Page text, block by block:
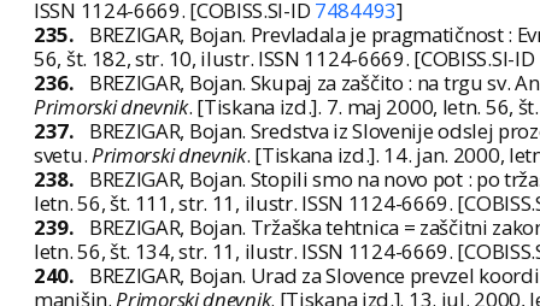
ISSN 1124-6669. [COBISS.SI-ID 7484493]
235.
BREZIGAR, Bojan. Prevladala je pragmatičnost :
56, št. 182, str. 10, ilustr. ISSN 1124-6669. [COBISS.SI-ID
236.
BREZIGAR, Bojan. Skupaj za zaščito : na trgu sv.
Primorski dnevnik. [Tiskana izd.]. 7. maj 2000, letn. 56,
237.
BREZIGAR, Bojan. Sredstva iz Slovenije odslej
svetu.Primorski dnevnik. [Tiskana izd.]. 14. jan. 2000,
238.
BREZIGAR, Bojan. Stopili smo na novo pot : po
letn. 56, št. 111, str. 11, ilustr. ISSN 1124-6669.
239.
BREZIGAR, Bojan. Tržaška tehtnica = zaščitni
letn. 56, št. 134, str. 11, ilustr. ISSN 1124-6669.
240.
BREZIGAR, Bojan. Urad za Slovence prevzel
manjšin.Primorski dnevnik. [Tiskana izd.]. 13. jul. 2000,